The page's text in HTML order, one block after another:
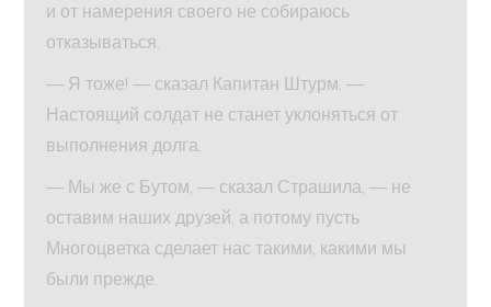
и от намерения своего не собираюсь
отказываться.
— Я тоже! — сказал Капитан Штурм. —
Настоящий солдат не станет уклоняться от
выполнения долга.
— Мы же с Бутом, — сказал Страшила, — не
оставим наших друзей, а потому пусть
Многоцветка сделает нас такими, какими мы
были прежде.